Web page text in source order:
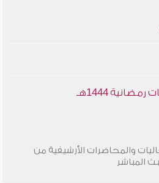
1444هـ
والمحاضرات الأرشيفية من
المباشر